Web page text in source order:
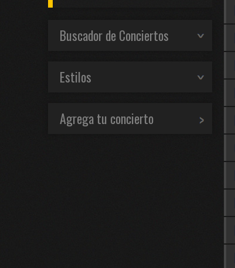
Buscador de Conciertos
Estilos
Agrega tu concierto